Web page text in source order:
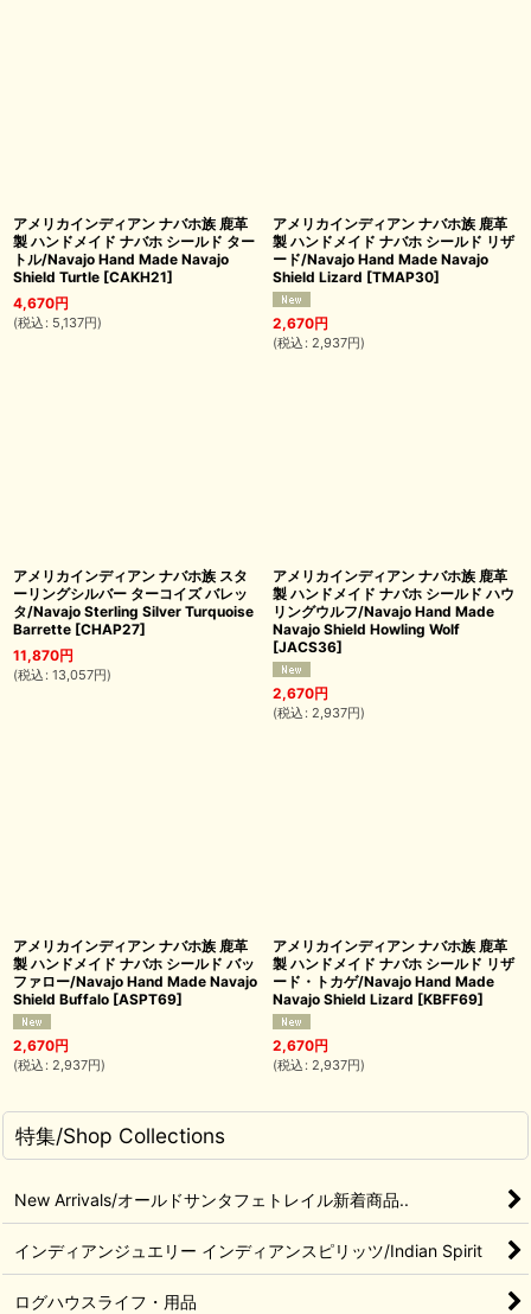
アメリカインディアン ナバホ族 鹿革
製 ハンドメイド ナバホ シールド ター
トル/Navajo Hand Made Navajo
Shield Turtle [CAKH21]
4,670円
(税込 : 5,137円)
アメリカインディアン ナバホ族 鹿革
製 ハンドメイド ナバホ シールド リザ
ード/Navajo Hand Made Navajo
Shield Lizard [TMAP30]
2,670円
(税込 : 2,937円)
アメリカインディアン ナバホ族 スタ
ーリングシルバー ターコイズ バレッ
タ/Navajo Sterling Silver Turquoise
Barrette [CHAP27]
11,870円
(税込 : 13,057円)
アメリカインディアン ナバホ族 鹿革
製 ハンドメイド ナバホ シールド ハウ
リングウルフ/Navajo Hand Made
Navajo Shield Howling Wolf
[JACS36]
2,670円
(税込 : 2,937円)
アメリカインディアン ナバホ族 鹿革
製 ハンドメイド ナバホ シールド バッ
ファロー/Navajo Hand Made Navajo
Shield Buffalo [ASPT69]
2,670円
(税込 : 2,937円)
アメリカインディアン ナバホ族 鹿革
製 ハンドメイド ナバホ シールド リザ
ード・トカゲ/Navajo Hand Made
Navajo Shield Lizard [KBFF69]
2,670円
(税込 : 2,937円)
特集/Shop Collections
New Arrivals/オールドサンタフェトレイル新着商品..
インディアンジュエリー インディアンスピリッツ/Indian Spirit
ログハウスライフ・用品